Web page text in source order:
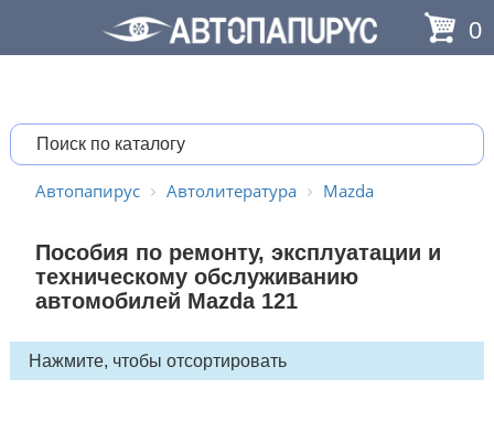
0
Автопапирус Автолитература Mazda
Пособия по ремонту, эксплуатации и
техническому обслуживанию
автомобилей Mazda 121